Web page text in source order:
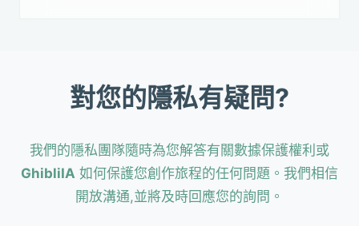
對您的隱私有疑問?
我們的隱私團隊隨時為您解答有關數據保護權利或
GhibliIA 如何保護您創作旅程的任何問題。我們相信
開放溝通,並將及時回應您的詢問。